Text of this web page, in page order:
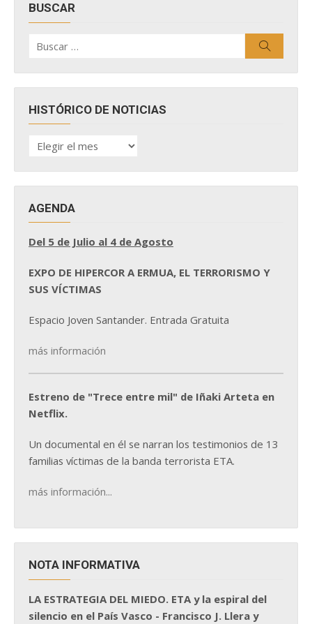
BUSCAR
por:
HISTÓRICO DE NOTICIAS
HISTÓRICO
DE
AGENDA
Del 5 de Julio al 4 de Agosto
EXPO DE HIPERCOR A ERMUA, EL TERRORISMO Y
SUS VÍCTIMAS
Espacio Joven Santander. Entrada Gratuita
más información
Estreno de "Trece entre mil" de Iñaki Arteta en
Netflix.
Un documental en él se narran los testimonios de 13
familias víctimas de la banda terrorista ETA.
más información...
NOTA INFORMATIVA
LA ESTRATEGIA DEL MIEDO. ETA y la espiral del
silencio en el País Vasco - Francisco J. Llera y